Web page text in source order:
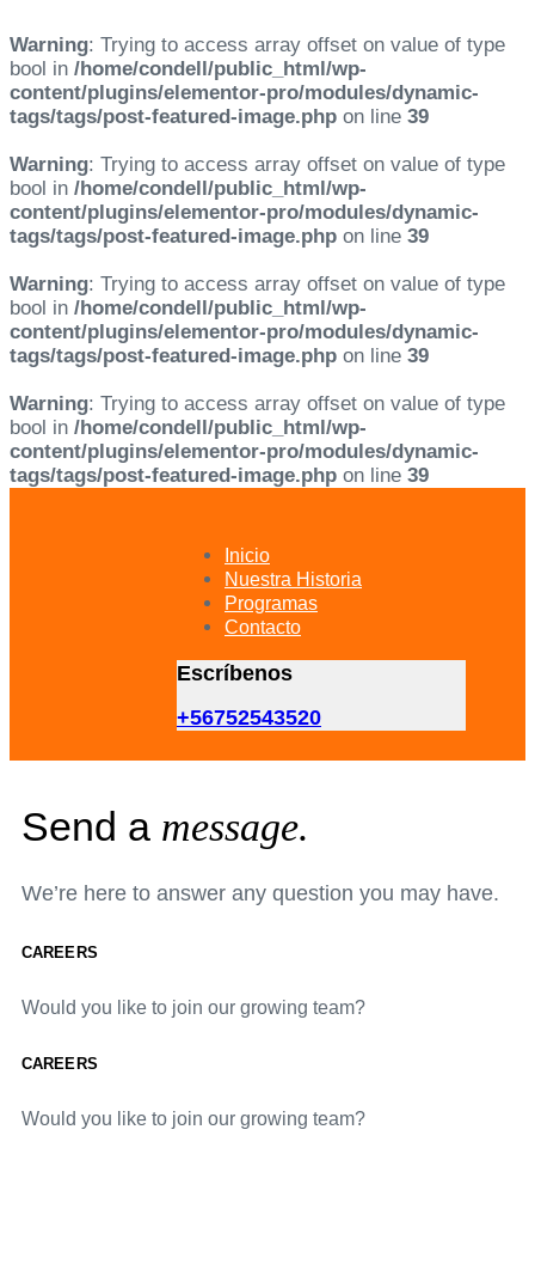
Warning: Trying to access array offset on value of type
bool in /home/condell/public_html/wp-
content/plugins/elementor-pro/modules/dynamic-
tags/tags/post-featured-image.php on line 39
Warning: Trying to access array offset on value of type
bool in /home/condell/public_html/wp-
content/plugins/elementor-pro/modules/dynamic-
tags/tags/post-featured-image.php on line 39
Warning: Trying to access array offset on value of type
bool in /home/condell/public_html/wp-
content/plugins/elementor-pro/modules/dynamic-
tags/tags/post-featured-image.php on line 39
Warning: Trying to access array offset on value of type
bool in /home/condell/public_html/wp-
content/plugins/elementor-pro/modules/dynamic-
tags/tags/post-featured-image.php on line 39
Inicio
Nuestra Historia
Programas
Contacto
Escríbenos
+56752543520
Send a message.
We’re here to answer any question you may have.
CAREERS
Would you like to join our growing team?
CAREERS
Would you like to join our growing team?